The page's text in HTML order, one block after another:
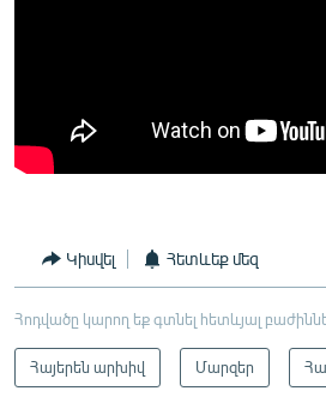
Կիսվել Հետևեք մեզ
Հոդվածը կարող եք գտնել հետևյալ
Հայերեն արխիվ Մարզեր